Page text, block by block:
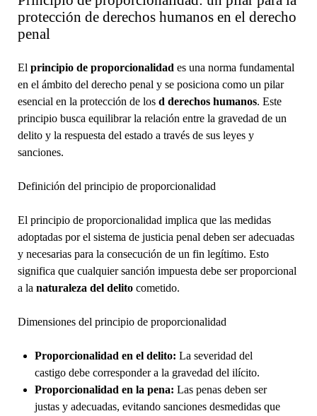
protección de derechos humanos en el derecho
penal
El principio de proporcionalidad es una norma fundamental
en el ámbito del derecho penal y se posiciona como un pilar
esencial en la protección de los d derechos humanos. Este
principio busca equilibrar la relación entre la gravedad de un
delito y la respuesta del estado a través de sus leyes y
sanciones.
Definición del principio de proporcionalidad
El principio de proporcionalidad implica que las medidas
adoptadas por el sistema de justicia penal deben ser adecuadas
y necesarias para la consecución de un fin legítimo. Esto
significa que cualquier sanción impuesta debe ser proporcional
a la naturaleza del delitocometido.
Dimensiones del principio de proporcionalidad
Proporcionalidad en el delito: La severidad del
castigo debe corresponder a la gravedad del ilícito.
Proporcionalidad en la pena: Las penas deben ser
justas y adecuadas, evitando sanciones desmedidas que